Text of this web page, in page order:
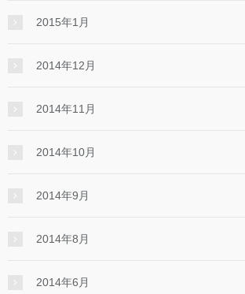
2015年1月
2014年12月
2014年11月
2014年10月
2014年9月
2014年8月
2014年6月